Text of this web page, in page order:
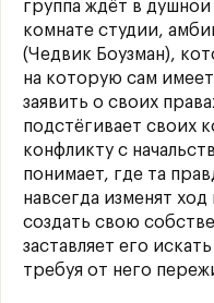
группа ждёт в
комнате студии,
(Чедвик Боузман),
на которую сам
заявить о своих
подстёгивает своих
конфликту с
понимает, где та
навсегда изменят
создать свою
заставляет его
требуя от него